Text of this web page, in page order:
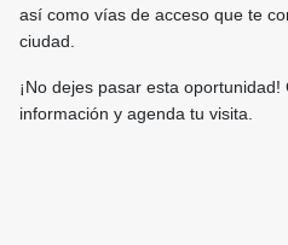
así como vías de acceso que te
ciudad.
¡No dejes pasar esta oportunidad!
información y agenda tu visita.